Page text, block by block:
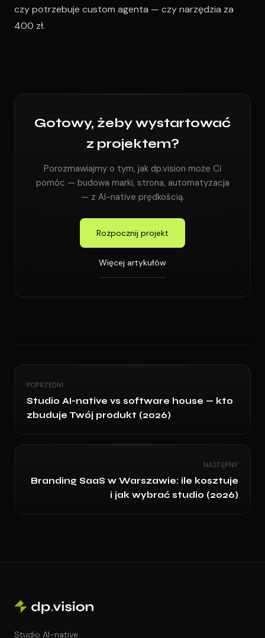
czy potrzebuje custom agenta — czy narzędzia za
400 zł.
Gotowy, żeby wystartować
z projektem?
Porozmawiajmy o tym, jak dp.vision może Ci
pomóc — budowa marki, strona, automatyzacja
— z AI-native prędkością.
Rozpocznij projekt
Więcej artykułów
POPRZEDNI
Studio AI-native vs software house — kto
zbuduje Twój produkt (2026)
NASTĘPNY
Branding SaaS w Warszawie: ile kosztuje
i jak wybrać studio (2026)
Studio AI-native